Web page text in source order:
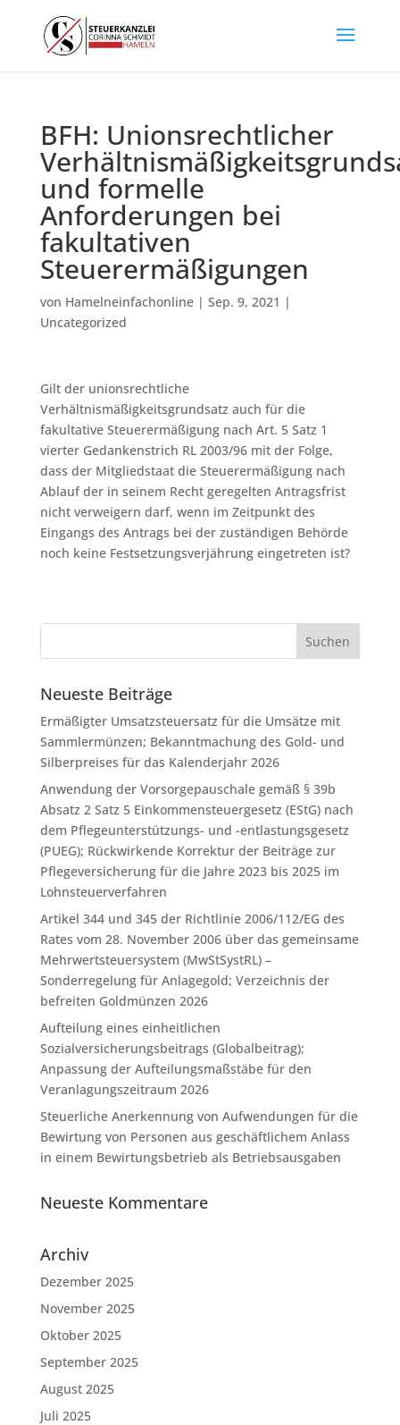
BFH: Unionsrechtlicher
und formelle
Anforderungen bei
fakultativen
Steuerermäßigungen
von Hamelneinfachonline| Sep. 9, 2021 |
Uncategorized
Gilt der unionsrechtliche
Verhältnismäßigkeitsgrundsatz auch für die
fakultative Steuerermäßigung nach Art. 5 Satz 1
vierter Gedankenstrich RL 2003/96 mit der Folge,
dass der Mitgliedstaat die Steuerermäßigung nach
Ablauf der in seinem Recht geregelten Antragsfrist
nicht verweigern darf, wenn im Zeitpunkt des
Eingangs des Antrags bei der zuständigen Behörde
noch keine Festsetzungsverjährung eingetreten ist?
Neueste Beiträge
Ermäßigter Umsatzsteuersatz für die Umsätze mit
Sammlermünzen; Bekanntmachung des Gold- und
Silberpreises für das Kalenderjahr 2026
Anwendung der Vorsorgepauschale gemäß § 39b
Absatz 2 Satz 5 Einkommensteuergesetz (EStG) nach
dem Pflegeunterstützungs- und -entlastungsgesetz
(PUEG); Rückwirkende Korrektur der Beiträge zur
Pflegeversicherung für die Jahre 2023 bis 2025 im
Lohnsteuerverfahren
Artikel 344 und 345 der Richtlinie 2006/112/EG des
Rates vom 28. November 2006 über das gemeinsame
Mehrwertsteuersystem (MwStSystRL) –
Sonderregelung für Anlagegold; Verzeichnis der
befreiten Goldmünzen 2026
Aufteilung eines einheitlichen
Sozialversicherungsbeitrags (Globalbeitrag);
Anpassung der Aufteilungsmaßstäbe für den
Veranlagungszeitraum 2026
Steuerliche Anerkennung von Aufwendungen für die
Bewirtung von Personen aus geschäftlichem Anlass
in einem Bewirtungsbetrieb als Betriebsausgaben
Neueste Kommentare
Archiv
Dezember 2025
November 2025
Oktober 2025
September 2025
August 2025
Juli 2025